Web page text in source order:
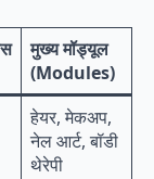
मुख्य मॉड्यूल
(Modules)
हेयर, मेकअप,
नेल आर्ट, बॉडी
थेरेपी